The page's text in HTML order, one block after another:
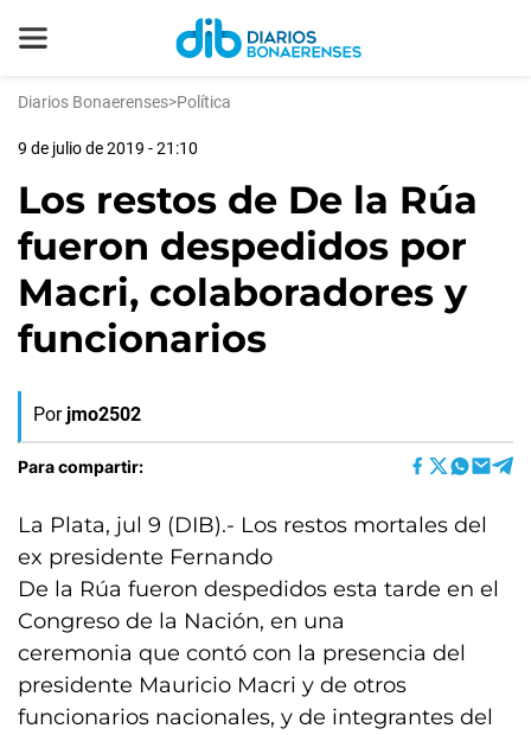
Diarios Bonaerenses>Política
9 de julio de 2019 - 21:10
Los restos de De la Rúa
fueron despedidos por
Macri, colaboradores y
funcionarios
Por jmo2502
Para compartir:
La Plata, jul 9 (DIB).- Los restos mortales del
ex presidente Fernando
De la Rúa fueron despedidos esta tarde en el
Congreso de la Nación, en una
ceremonia que contó con la presencia del
presidente Mauricio Macri y de otros
funcionarios nacionales, y de integrantes del